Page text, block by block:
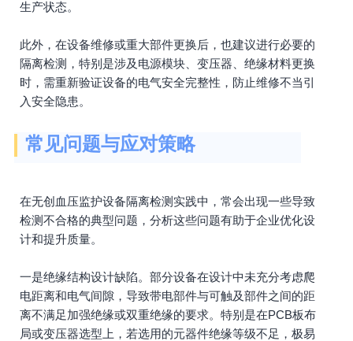
生产状态。
此外，在设备维修或重大部件更换后，也建议进行必要的
隔离检测，特别是涉及电源模块、变压器、绝缘材料更换
时，需重新验证设备的电气安全完整性，防止维修不当引
入安全隐患。
常见问题与应对策略
在无创血压监护设备隔离检测实践中，常会出现一些导致
检测不合格的典型问题，分析这些问题有助于企业优化设
计和提升质量。
一是绝缘结构设计缺陷。部分设备在设计中未充分考虑爬
电距离和电气间隙，导致带电部件与可触及部件之间的距
离不满足加强绝缘或双重绝缘的要求。特别是在PCB板布
局或变压器选型上，若选用的元器件绝缘等级不足，极易